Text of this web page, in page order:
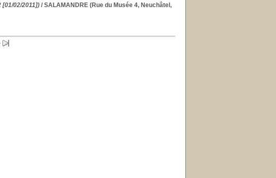
[01/02/2011])/ SALAMANDRE (Rue du Musée 4, Neuchâtel,